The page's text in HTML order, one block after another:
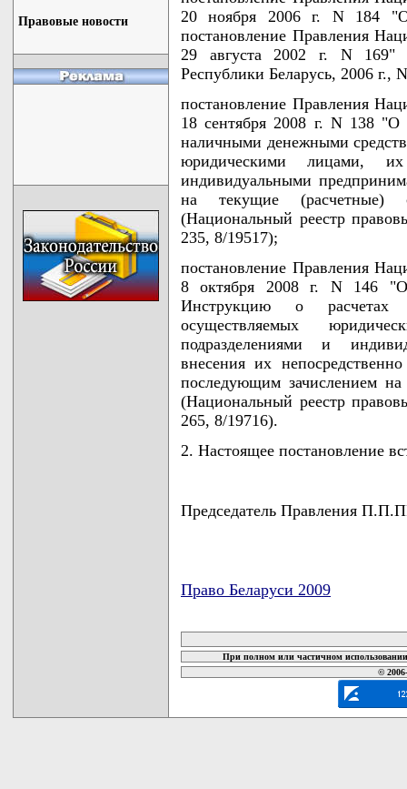
Правовые новости
20 ноября 2006 г. N 184
постановление Правления
29 августа 2002 г. N 169"
Республики Беларусь, 2006 г.,
постановление Правления
18 сентября 2008 г. N 138 "О
наличными денежными
юридическими лицами,
индивидуальными
на текущие (расчетные)
(Национальный реестр
235, 8/19517);
постановление Правления
8 октября 2008 г. N 146
Инструкцию о расчетах
осуществляемых
подразделениями и
внесения их
последующим зачислением на
(Национальный реестр
265, 8/19716).
2. Настоящее постановление
Председатель Правления
Право Беларуси 2009
При полном или частичном
©